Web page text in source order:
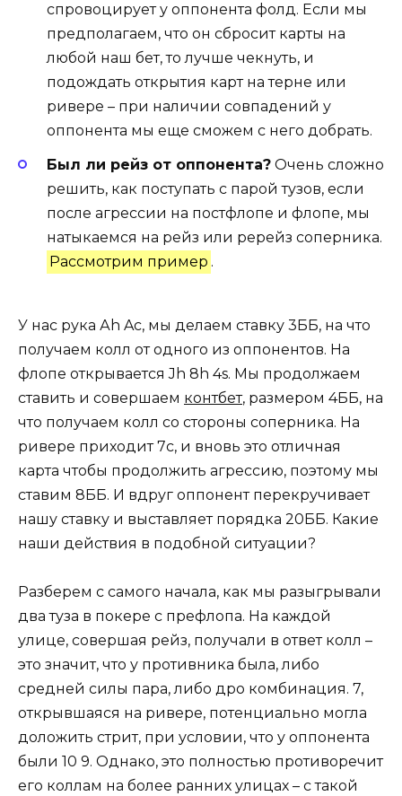
спровоцирует у оппонента фолд. Если мы
предполагаем, что он сбросит карты на
любой наш бет, то лучше чекнуть, и
подождать открытия карт на терне или
ривере – при наличии совпадений у
оппонента мы еще сможем с него добрать.
Был ли рейз от оппонента? Очень сложно
решить, как поступать с парой тузов, если
после агрессии на постфлопе и флопе, мы
натыкаемся на рейз или ререйз соперника.
Рассмотрим пример .
У нас рука Аh Ac, мы делаем ставку 3ББ, на что
получаем колл от одного из оппонентов. На
флопе открывается Jh 8h 4s. Мы продолжаем
ставить и совершаем контбет, размером 4ББ, на
что получаем колл со стороны соперника. На
ривере приходит 7с, и вновь это отличная
карта чтобы продолжить агрессию, поэтому мы
ставим 8ББ. И вдруг оппонент перекручивает
нашу ставку и выставляет порядка 20ББ. Какие
наши действия в подобной ситуации?
Разберем с самого начала, как мы разыгрывали
два туза в покере с префлопа. На каждой
улице, совершая рейз, получали в ответ колл –
это значит, что у противника была, либо
средней силы пара, либо дро комбинация. 7,
открывшаяся на ривере, потенциально могла
доложить стрит, при условии, что у оппонента
были 10 9. Однако, это полностью противоречит
его коллам на более ранних улицах – с такой